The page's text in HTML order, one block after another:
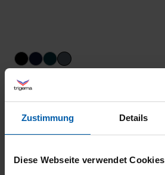
Zustimmung Details
Diese Webseite verwendet Cookies
Bermuda Shorts DELUXE Cotton
from 57,40 €